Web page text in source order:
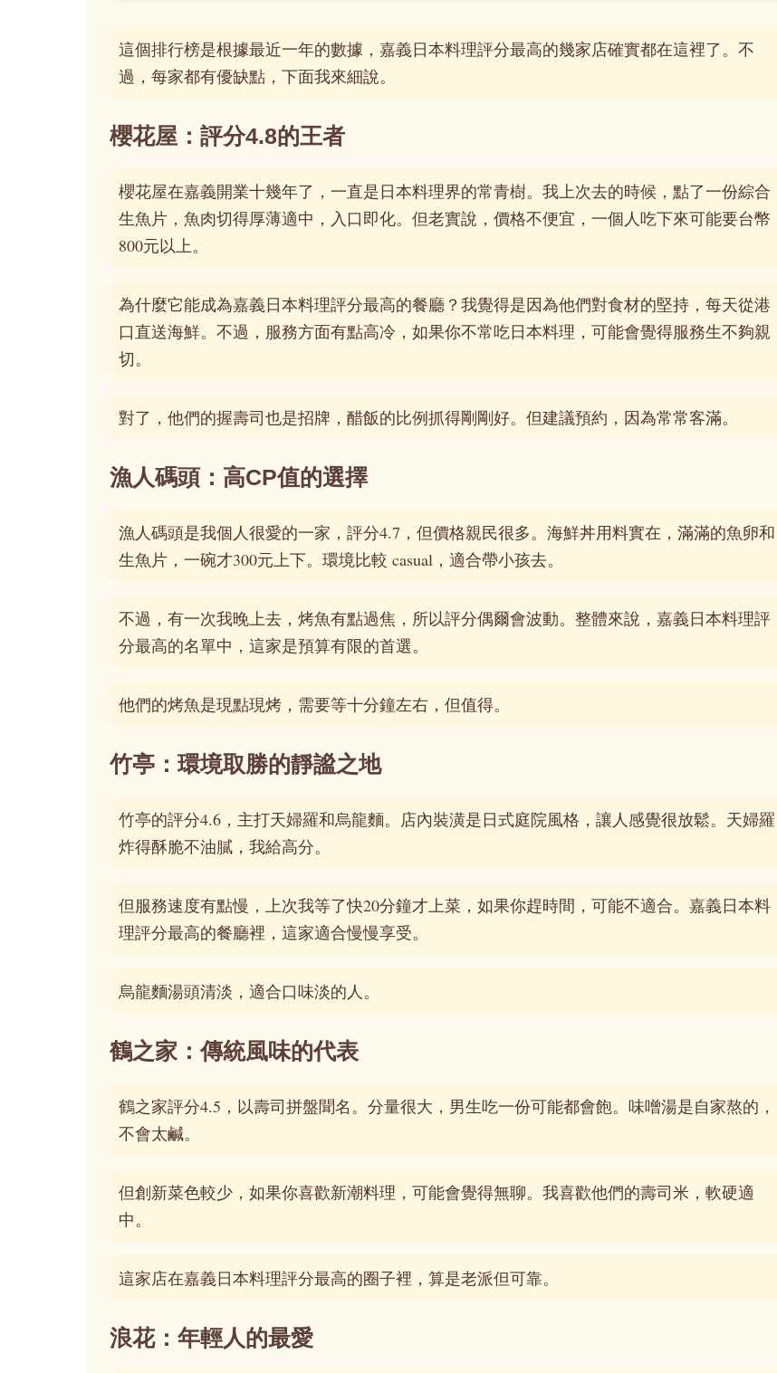
這個排行榜是根據最近一年的數據，嘉義日本料理評分最高的幾家店確實都在這裡了。不
過，每家都有優缺點，下面我來細說。
櫻花屋：評分4.8的王者
櫻花屋在嘉義開業十幾年了，一直是日本料理界的常青樹。我上次去的時候，點了一份綜合
生魚片，魚肉切得厚薄適中，入口即化。但老實說，價格不便宜，一個人吃下來可能要台幣
800元以上。
為什麼它能成為嘉義日本料理評分最高的餐廳？我覺得是因為他們對食材的堅持，每天從港
口直送海鮮。不過，服務方面有點高冷，如果你不常吃日本料理，可能會覺得服務生不夠親
切。
對了，他們的握壽司也是招牌，醋飯的比例抓得剛剛好。但建議預約，因為常常客滿。
漁人碼頭：高CP值的選擇
漁人碼頭是我個人很愛的一家，評分4.7，但價格親民很多。海鮮丼用料實在，滿滿的魚卵和
生魚片，一碗才300元上下。環境比較 casual，適合帶小孩去。
不過，有一次我晚上去，烤魚有點過焦，所以評分偶爾會波動。整體來說，嘉義日本料理評
分最高的名單中，這家是預算有限的首選。
他們的烤魚是現點現烤，需要等十分鐘左右，但值得。
竹亭：環境取勝的靜謐之地
竹亭的評分4.6，主打天婦羅和烏龍麵。店內裝潢是日式庭院風格，讓人感覺很放鬆。天婦羅
炸得酥脆不油膩，我給高分。
但服務速度有點慢，上次我等了快20分鐘才上菜，如果你趕時間，可能不適合。嘉義日本料
理評分最高的餐廳裡，這家適合慢慢享受。
烏龍麵湯頭清淡，適合口味淡的人。
鶴之家：傳統風味的代表
鶴之家評分4.5，以壽司拼盤聞名。分量很大，男生吃一份可能都會飽。味噌湯是自家熬的，
不會太鹹。
但創新菜色較少，如果你喜歡新潮料理，可能會覺得無聊。我喜歡他們的壽司米，軟硬適
中。
這家店在嘉義日本料理評分最高的圈子裡，算是老派但可靠。
浪花：年輕人的最愛